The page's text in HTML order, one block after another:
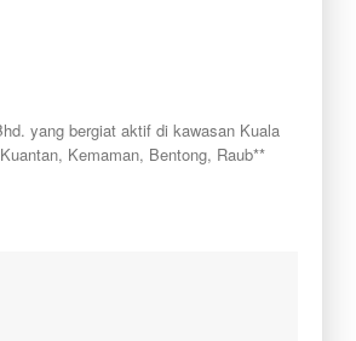
yang bergiat aktif di kawasan Kuala
Kemaman, Bentong, Raub**